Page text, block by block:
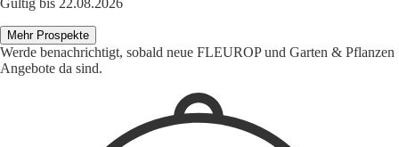
Mehr Prospekte
Werde benachrichtigt, sobald neue FLEUROP und Garten & Pflanzen
Angebote da sind.